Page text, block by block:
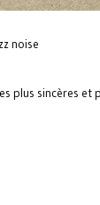
noise
plus sincères